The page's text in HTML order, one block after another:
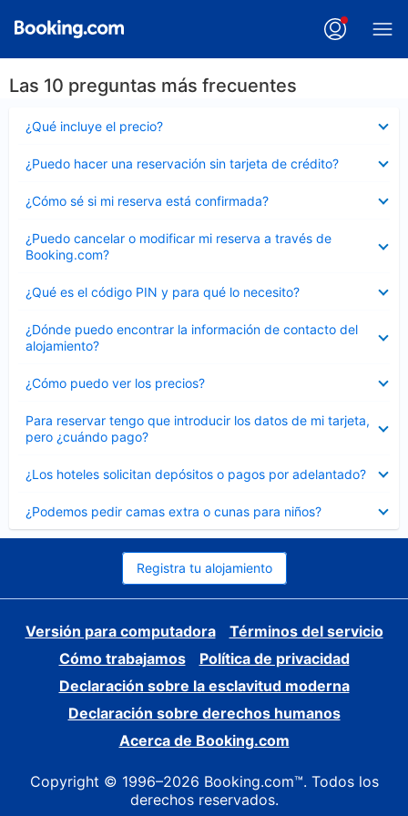
Las 10 preguntas más frecuentes
¿Qué incluye el precio?
cerrado
¿Puedo hacer una reservación sin tarjeta de crédito?
cerrado
¿Cómo sé si mi reserva está confirmada?
cerrado
¿Puedo cancelar o modificar mi reserva a través de
Booking.com?
cerrado
¿Qué es el código PIN y para qué lo necesito?
cerrado
¿Dónde puedo encontrar la información de contacto del
alojamiento?
cerrado
¿Cómo puedo ver los precios?
cerrado
Para reservar tengo que introducir los datos de mi tarjeta,
pero ¿cuándo pago?
cerrado
¿Los hoteles solicitan depósitos o pagos por adelantado?
cerrado
¿Podemos pedir camas extra o cunas para niños?
cerrado
Registra tu alojamiento
Versión para computadora
Términos del servicio
Cómo trabajamos
Política de privacidad
Declaración sobre la esclavitud moderna
Declaración sobre derechos humanos
Acerca de Booking.com
Copyright © 1996–2026 Booking.com™. Todos los
derechos reservados.